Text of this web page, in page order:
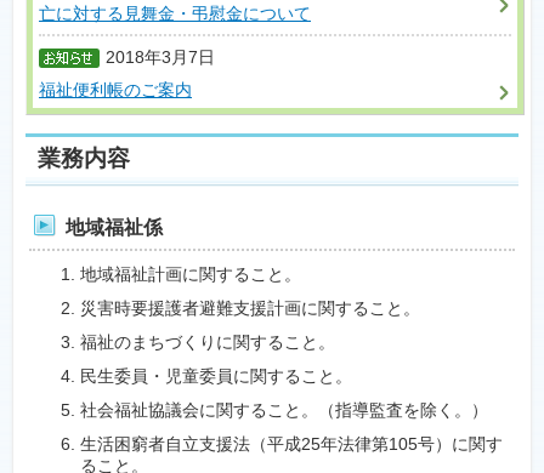
亡に対する見舞金・弔慰金について
2018年3月7日
福祉便利帳のご案内
業務内容
地域福祉係
地域福祉計画に関すること。
災害時要援護者避難支援計画に関すること。
福祉のまちづくりに関すること。
民生委員・児童委員に関すること。
社会福祉協議会に関すること。（指導監査を除く。）
生活困窮者自立支援法（平成25年法律第105号）に関す
ること。